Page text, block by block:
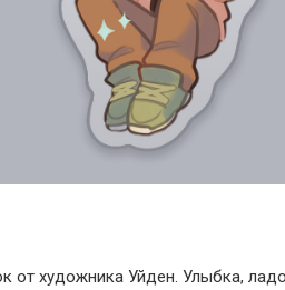
от художника Уйден. Улыбка,